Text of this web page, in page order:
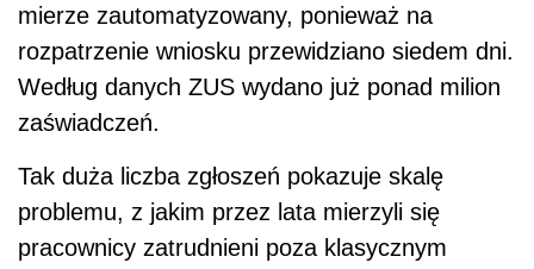
mierze zautomatyzowany, ponieważ na
rozpatrzenie wniosku przewidziano siedem dni.
Według danych ZUS wydano już ponad milion
zaświadczeń.
Tak duża liczba zgłoszeń pokazuje skalę
problemu, z jakim przez lata mierzyli się
pracownicy zatrudnieni poza klasycznym